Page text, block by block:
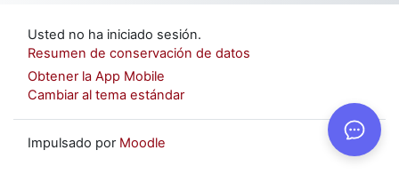
Usted no ha iniciado sesión.
Resumen de conservación de datos
Obtener la App Mobile
Cambiar al tema estándar
Impulsado por Moodle